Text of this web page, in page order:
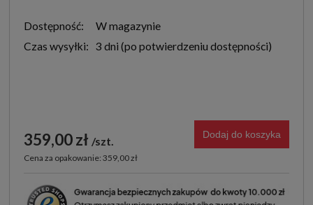
Dostępność:
W magazynie
Czas wysyłki: 3 dni
359,00 zł szt.
Cena za opakowanie: 359,00 zł
Dodaj do koszyka